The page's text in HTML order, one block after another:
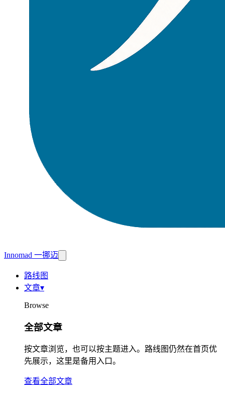
Innomad 一挪迈
路线图
文章▾
Browse
全部文章
按文章浏览，也可以按主题进入。路线图仍然在首页优
先展示，这里是备用入口。
查看全部文章